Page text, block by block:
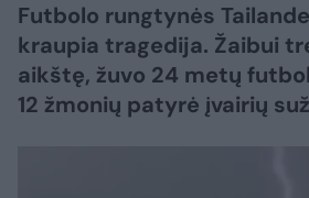
Futbolo rungtynės
kraupia tragedija. Žaibui
aikštę, žuvo 24 metų
12 žmonių patyrė įvairių